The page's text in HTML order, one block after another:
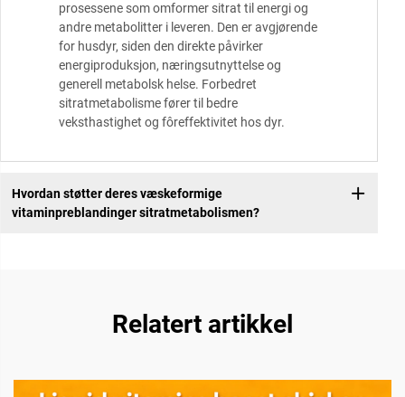
prosessene som omformer sitrat til energi og
andre metabolitter i leveren. Den er avgjørende
for husdyr, siden den direkte påvirker
energiproduksjon, næringsutnyttelse og
generell metabolsk helse. Forbedret
sitratmetabolisme fører til bedre
veksthastighet og fôreffektivitet hos dyr.
Hvordan støtter deres væskeformige
vitaminpreblandinger sitratmetabolismen?
Relatert artikkel